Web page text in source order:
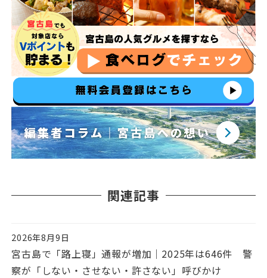
関連記事
投稿日
2026年8月9日
宮古島で「路上寝」通報が増加｜2025年は646件 警
察が「しない・させない・許さない」呼びかけ